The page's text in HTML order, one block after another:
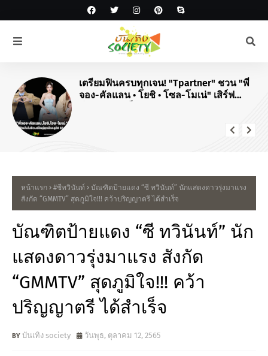
เตรียมฟินครบทุกเจน! "Tpartner" ชวน "พี่
จอง-คัลแลน • โยชิ • โซล-โมเน่" เสิร์ฟ
หน้าแรก #ซีทวินันท์
บัณฑิตป้ายแดง “ซี ทวินันท์” นักแสดงดาวรุ่งมาแรง
สังกัด “GMMTV” สุดภูมิใจ!!! คว้าปริญญาตรี ได้สำเร็จ
บัณฑิตป้ายแดง “ซี ทวินันท์” นัก
แสดงดาวรุ่งมาแรง สังกัด
“GMMTV” สุดภูมิใจ!!! คว้า
ปริญญาตรี ได้สำเร็จ
บันเทิง society วันพุธ, ตุลาคม 12, 2565